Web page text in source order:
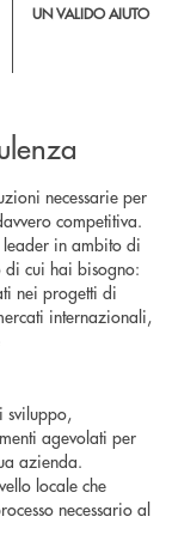
UN VALIDO AIUTO
necessarie per
competitiva.
in ambito di
di cui hai bisogno:
nei progetti di
internazionali,
sviluppo,
agevolati per
azienda.
locale che
necessario al